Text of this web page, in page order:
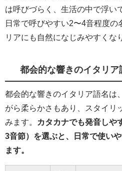
は呼びづらく、生活の中で浮い
日常で呼びやすい2〜4音程度の
リアにも自然になじみやすくな
都会的な響きのイタリア
都会的な響きのイタリア語名は
がら柔らかさもあり、スタイリ
みます。
カタカナでも発音しや
3音節）を選ぶと、日常で使い
ます。